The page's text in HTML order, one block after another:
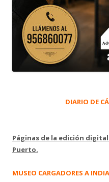
DIARIO DE
Páginas de la edición digital
Puerto.
MUSEO CARGADORES A